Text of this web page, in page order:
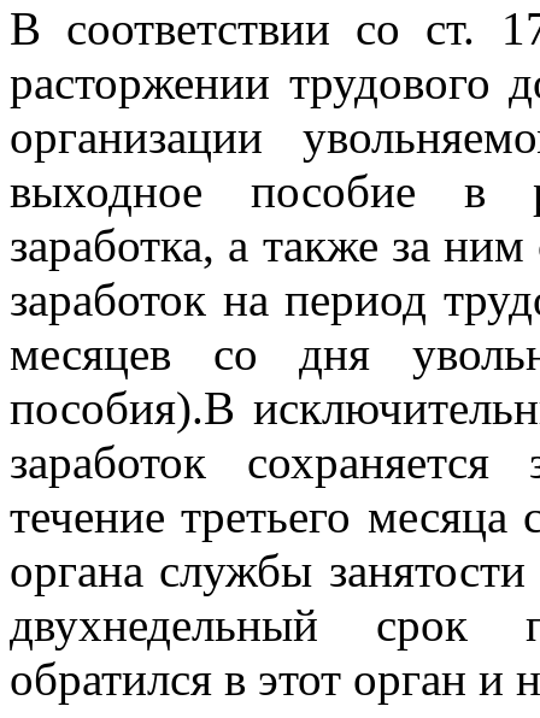
В соответствии со ст.
расторжении трудового
организации
выходное пособие в
заработка, а также за
заработок на период
месяцев со дня
пособия).В
заработок
течение третьего
органа службы
двухнедельный срок
обратился в этот орган